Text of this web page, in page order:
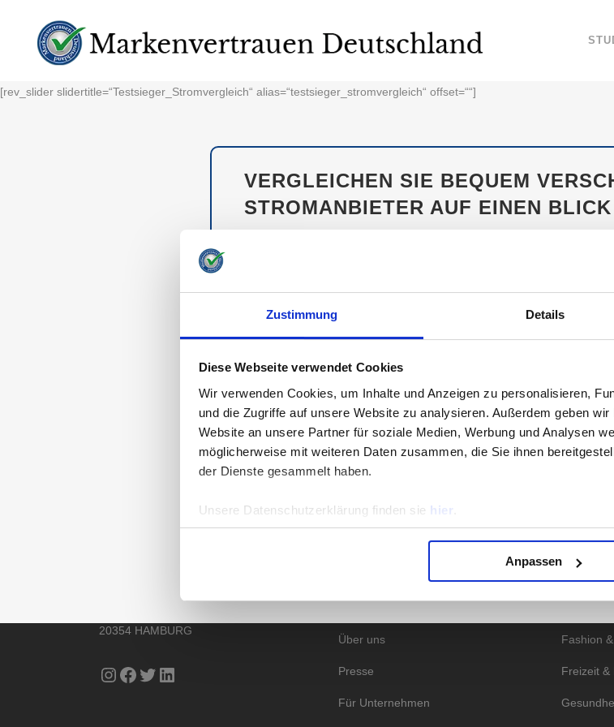
Zustimmung Details
Diese Webseite verwendet Cookies
Wir verwenden Cookies, um Inhalte und Anzeigen zu personalisieren,
und die Zugriffe auf unsere Website zu analysieren. Außerdem geben
Website an unsere Partner für soziale Medien, Werbung und Analysen
möglicherweise mit weiteren Daten zusammen, die Sie ihnen
der Dienste gesammelt haben.
Unsere Datenschutzerklärung finden sie hier
Anpassen
[rev_slider slidertitle=“Testsieger_Stromvergleich“ alias=“testsieger_stromvergleich“ offset=““]
VERGLEICHEN SIE BEQUEM
STROMANBIETER AUF EINEN BLICK
Die Energiewende bringt uns dazu, zu hinterfragen, ob unser
ist. Egal ob nur der Preis oder aber die Art der Stromerzeugung und
Wahl hat, hat auch die Qual auf der Suche nach dem passenden
Für die 2.328 Teilnehmer der repräsentativen Umfrage vom 19.
Anbieter für Stromvergleich standen fünf Marken zur Auswahl.
CHECK24. Auf den Plätzen zwei bis fünf sindVerivox, eprimo,
Abstimmungswerte können Sie der Grafik am Seitenanfang entnehmen.
Detaillierte Informationen zur Durchführung unserer Studien finden Sie
20354 HAMBURG
Instagram
Facebook
Twitter
LinkedIn
DAS INSTITUT
Über uns
Presse
Für Unternehmen
Fashion
Freizeit &